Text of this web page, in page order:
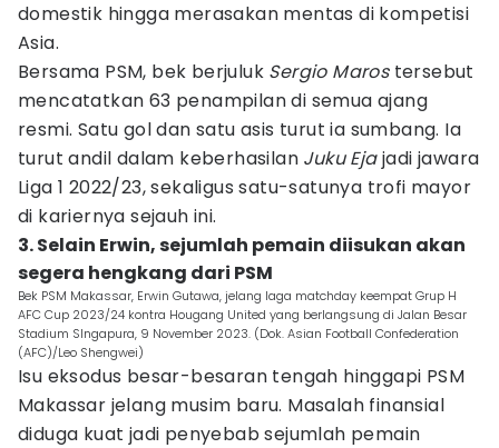
domestik hingga merasakan mentas di kompetisi
Asia.
Bersama PSM, bek berjuluk Sergio Marostersebut
mencatatkan 63 penampilan di semua ajang
resmi. Satu gol dan satu asis turut ia sumbang. Ia
turut andil dalam keberhasilan Juku Ejajadi jawara
Liga 1 2022/23, sekaligus satu-satunya trofi mayor
di kariernya sejauh ini.
3. Selain Erwin, sejumlah pemain diisukan akan
segera hengkang dari PSM
Bek PSM Makassar, Erwin Gutawa, jelang laga matchday keempat Grup H
AFC Cup 2023/24 kontra Hougang United yang berlangsung di Jalan Besar
Stadium SIngapura, 9 November 2023. (Dok. Asian Football Confederation
(AFC)/Leo Shengwei)
Isu eksodus besar-besaran tengah hinggapi PSM
Makassar jelang musim baru. Masalah finansial
diduga kuat jadi penyebab sejumlah pemain